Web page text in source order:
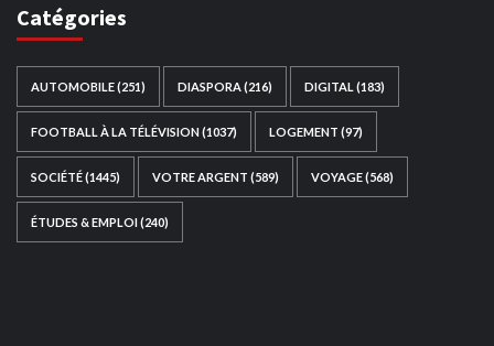
Catégories
AUTOMOBILE(251) DIASPORA (216) DIGITAL (183)
FOOTBALL À LA TÉLÉVISION(1037) LOGEMENT (97)
SOCIÉTÉ(1445) VOTRE ARGENT (589) VOYAGE(568)
ÉTUDES & EMPLOI(240)